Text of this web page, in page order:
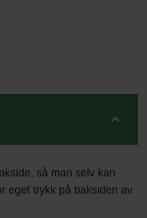
så man selv kan
eget trykk på baksiden av